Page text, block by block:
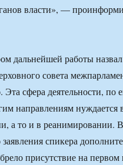
власти», —
дальнейшей работы назвал
совета
Эта сфера деятельности, по
направлениям нуждается
а то и в реанимировании. В
заявления спикера
присутствие на первом